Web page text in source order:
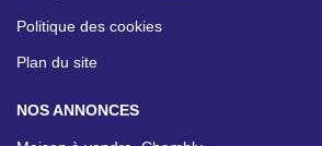
Politique des cookies
Plan du site
NOS ANNONCES